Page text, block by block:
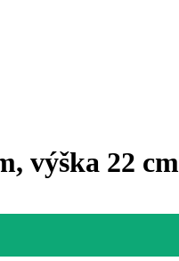
výška 22 cm